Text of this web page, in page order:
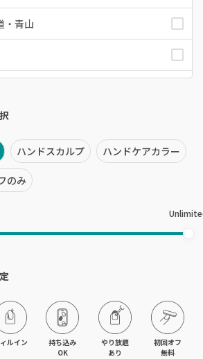
・青山
橋・有楽町
・代官山・中目黒
・学芸大学
代々木上原
戸越・武蔵小山
・町屋・亀有
ハンドスカルプ ハンドケアカラー
のみ
ルイン
持ち込み
OK
やり放題
あり
初回オフ
無料